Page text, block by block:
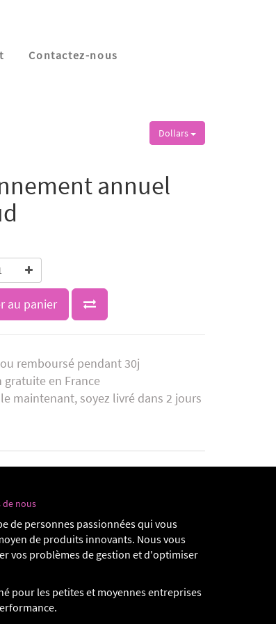
Contactez-nous
Dollars
annuel
au panier
remboursé pendant 30j
gratuite en France
maintenant, soyez livré dans 2 jours
de nous
de personnes passionnées qui vous
de produits innovants. Nous vous
vos problèmes de gestion et d'optimiser
pour les petites et moyennes entreprises